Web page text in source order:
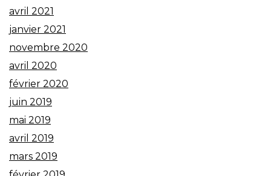
avril 2021
janvier 2021
novembre 2020
avril 2020
février 2020
juin 2019
mai 2019
avril 2019
mars 2019